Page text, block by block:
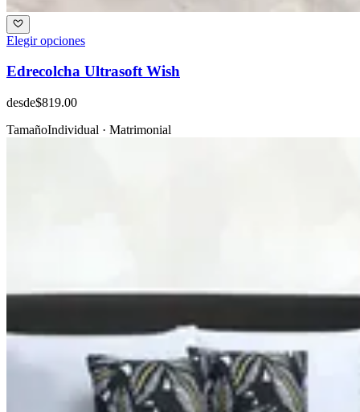
Elegir opciones
Edrecolcha Ultrasoft Wish
desde$819.00
TamañoIndividual · Matrimonial